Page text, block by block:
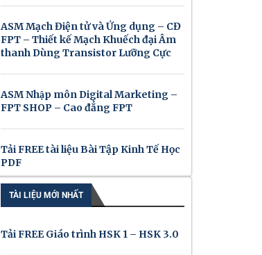
ASM Mạch Điện tử và Ứng dụng – CĐ
FPT – Thiết kế Mạch Khuếch đại Âm
thanh Dùng Transistor Lưỡng Cực
ASM Nhập môn Digital Marketing –
FPT SHOP – Cao đẳng FPT
Tải FREE tài liệu Bài Tập Kinh Tế Học
PDF
TÀI LIỆU MỚI NHẤT
Tải FREE Giáo trình HSK 1 – HSK 3.0